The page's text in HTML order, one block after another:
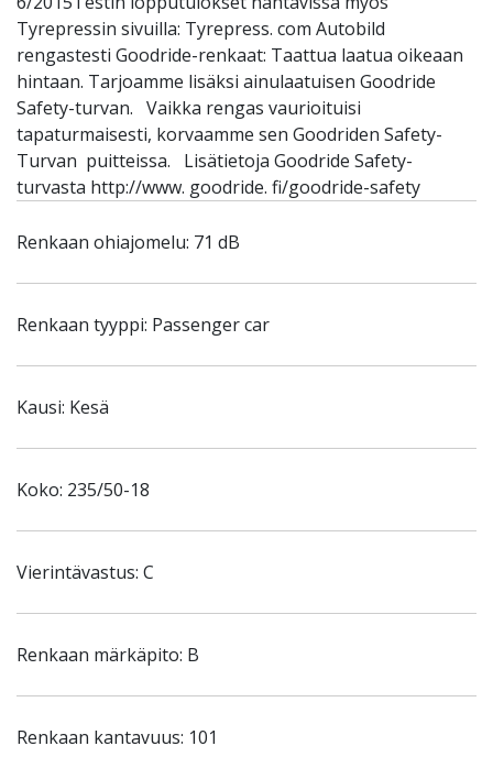
Tyrepressin sivuilla: Tyrepress. com Autobild
rengastesti Goodride-renkaat: Taattua laatua oikeaan
hintaan. Tarjoamme lisäksi ainulaatuisen Goodride
Safety-turvan. Vaikka rengas vaurioituisi
tapaturmaisesti, korvaamme sen Goodriden Safety-
Turvan puitteissa. Lisätietoja Goodride Safety-
turvasta http://www. goodride. fi/goodride-safety
Renkaan ohiajomelu: 71 dB
Renkaan tyyppi: Passenger car
Kausi: Kesä
Koko: 235/50-18
Vierintävastus: C
Renkaan märkäpito: B
Renkaan kantavuus: 101